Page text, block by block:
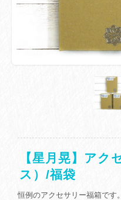
【星月晃】アク
ス）/福袋
恒例のアクセサリー福箱です